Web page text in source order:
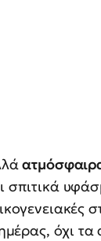
σπιτικά
όχι